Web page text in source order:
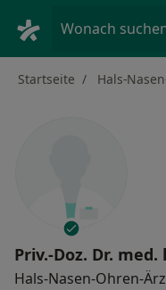
Wonach
Startseite Hals-
Priv.-Doz. Dr. med.
Hals-Nasen-Ohren-